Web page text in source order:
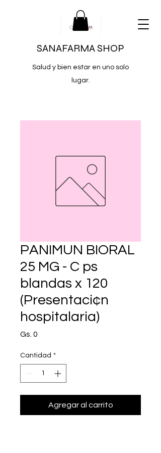
SANAFARMA SHOP
Salud y bien estar en uno solo
lugar.
PANIMUN BIORAL
25 MG - C ps
blandas x 120
(Presentaci¢n
hospitalaria)
Gs. 0
Cantidad *
Agregar al carrito